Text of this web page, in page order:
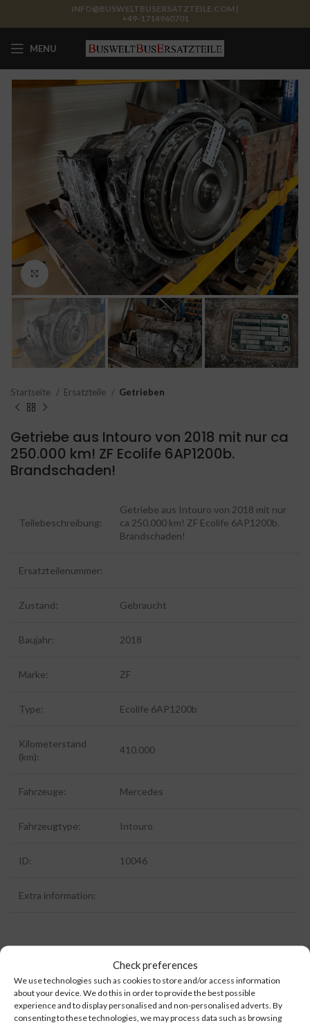
Check preferences
We use technologies such as cookies to store and/or access information
about your device. We do this in order to provide the best possible
experience and to display personalised and non-personalised adverts. By
consenting to these technologies, we may process data such as browsing
INFO@BUSWELTBUSERSATZTEILE.COM |
+49-1714960701
MENU
Click to enlarge
Startseite Ersatzteile Getrieben
Getriebe aus Intouro von 2018 mit nur ca
250.000 km! ZF Ecolife 6AP1200b.
Brandschaden!
Teilebeschreibung:
Getriebe aus Intouro von 2018 mit nur
ca 250.000 km! ZF Ecolife 6AP1200b.
Brandschaden!
Ersatzteilenummer:
Zustand: Gebraucht
Baujahr: 2018
Marke: ZF
Type: Ecolife 6AP1200b
Kilometerstand
(km):
410.000
Fahrzeuge: Mercedes
Fahrzeugtype: Intouro
ID: 10046
Extra information:
Kategorien: Ersatzteile , Getrieben Intouro , Mercedes Benz